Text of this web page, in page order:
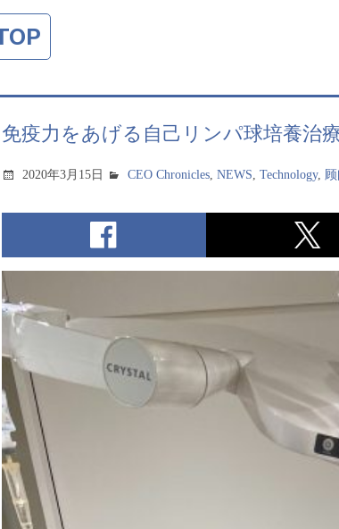
免疫力をあげる自己リンパ球培養治
2020年3月15日 CEO Chronicles,NEWS,Technology,